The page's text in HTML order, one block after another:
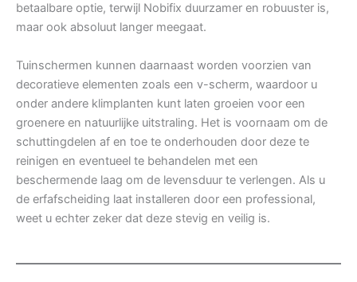
betaalbare optie, terwijl Nobifix duurzamer en robuuster is,
maar ook absoluut langer meegaat.
Tuinschermen kunnen daarnaast worden voorzien van
decoratieve elementen zoals een v-scherm, waardoor u
onder andere klimplanten kunt laten groeien voor een
groenere en natuurlijke uitstraling. Het is voornaam om de
schuttingdelen af en toe te onderhouden door deze te
reinigen en eventueel te behandelen met een
beschermende laag om de levensduur te verlengen. Als u
de erfafscheiding laat installeren door een professional,
weet u echter zeker dat deze stevig en veilig is.